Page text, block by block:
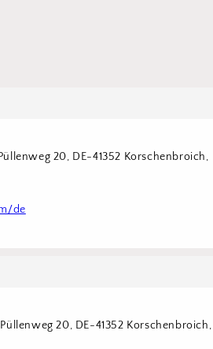
20, DE-41352 Korschenbroich,
de
20, DE-41352 Korschenbroich,